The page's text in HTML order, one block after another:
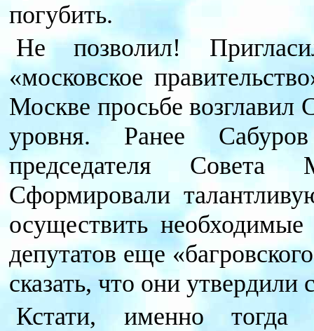
погубить.
Не позволил!
«московское
Москве просьбе возглавил
уровня. Ранее
председателя
Сформировали
осуществить
депутатов еще
сказать, что они утвердили
Кстати, именно тогда